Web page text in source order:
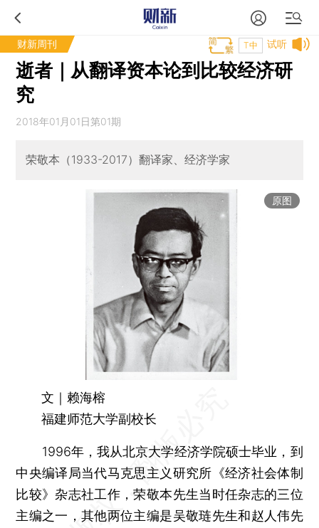
财新周刊 试听
T中
逝者｜从翻译资本论到比较经济研
究
2018年01月01日第01期
荣敬本（1933-2017）翻译家、经济学家
原图
文｜赖海榕
福建师范大学副校长
1996年，我从北京大学经济学院硕士毕业，到
中央编译局当代马克思主义研究所《经济社会体制
比较》杂志社工作，荣敬本先生当时任杂志的三位
主编之一，其他两位主编是吴敬琏先生和赵人伟先